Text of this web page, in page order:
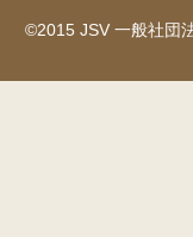
©2015 JSV 一般社団